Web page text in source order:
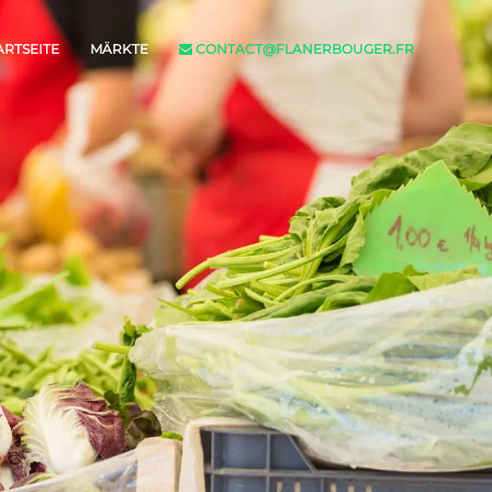
MÄRKTE CONTACT@FLANERBOUGER.FR